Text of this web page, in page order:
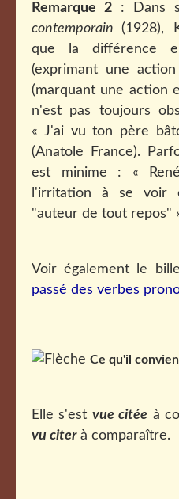
Remarque 2 : Dans
contemporain(1928),
que la différence
(exprimant une
(marquant une action
n'est pas toujours
« J'ai vu ton père
(Anatole France).
est minime : «
l'irritation à se voir
"auteur de tout repos"
Voir également le
passé des verbes
Ce qu'il
Elle s'est vue citée à
vu citerà comparaître.